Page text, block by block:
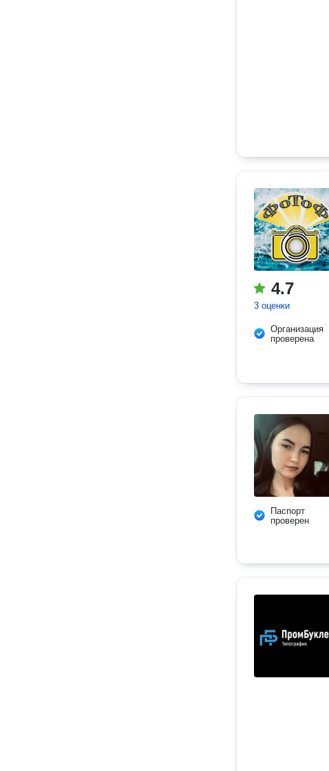
4.7
3 оценки
Организация
проверена
Паспорт
проверен